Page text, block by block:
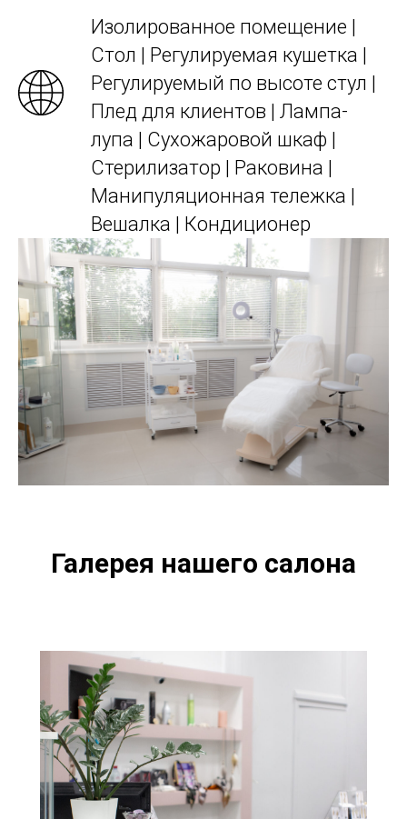
Изолированное помещение |
Стол | Регулируемая кушетка |
Регулируемый по высоте стул |
Плед для клиентов | Лампа-
лупа | Сухожаровой шкаф |
Стерилизатор | Раковина |
Манипуляционная тележка |
Вешалка​ | Кондиционер
Галерея нашего салона